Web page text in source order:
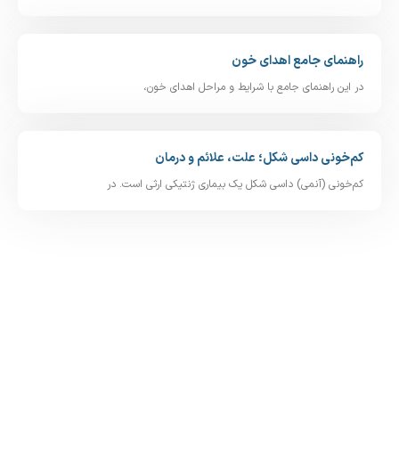
راهنمای جامع اهدای خون
در این راهنمای جامع با شرایط و مراحل اهدای خون،
کم‌خونی داسی‌ شکل؛ علت، علائم و درمان
کم‌خونی (آنمی) داسی‌ شکل یک بیماری ژنتیکی ارثی است. در